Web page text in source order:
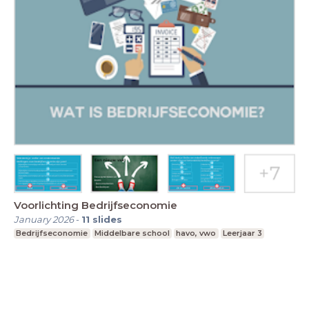
Voorlichting Bedrijfseconomie
January 2026- 11 slides
Bedrijfseconomie Middelbare school havo, vwo Leerjaar 3